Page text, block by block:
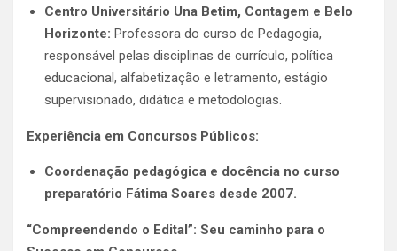
Centro Universitário Una Betim, Contagem e Belo
Horizonte: Professora do curso de Pedagogia,
responsável pelas disciplinas de currículo, política
educacional, alfabetização e letramento, estágio
supervisionado, didática e metodologias.
Experiência em Concursos Públicos:
Coordenação pedagógica e docência no curso
preparatório Fátima Soares desde 2007.
“Compreendendo o Edital”: Seu caminho para o